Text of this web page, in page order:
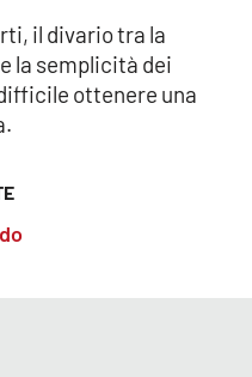
il divario tra la
la semplicità dei
ottenere una